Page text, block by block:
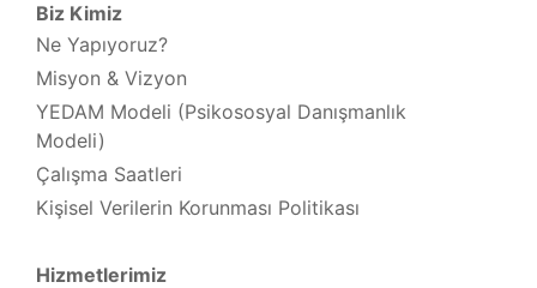
Biz Kimiz
Ne Yapıyoruz?
Misyon & Vizyon
YEDAM Modeli (Psikososyal Danışmanlık
Modeli)
Çalışma Saatleri
Kişisel Verilerin Korunması Politikası
Hizmetlerimiz